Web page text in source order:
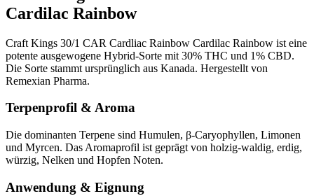
Cardilac Rainbow
Craft Kings 30/1 CAR Cardliac Rainbow Cardilac Rainbow ist eine
potente ausgewogene Hybrid-Sorte mit 30% THC und 1% CBD.
Die Sorte stammt ursprünglich aus Kanada. Hergestellt von
Remexian Pharma.
Terpenprofil & Aroma
Die dominanten Terpene sind Humulen, β-Caryophyllen, Limonen
und Myrcen. Das Aromaprofil ist geprägt von holzig-waldig, erdig,
würzig, Nelken und Hopfen Noten.
Anwendung & Eignung